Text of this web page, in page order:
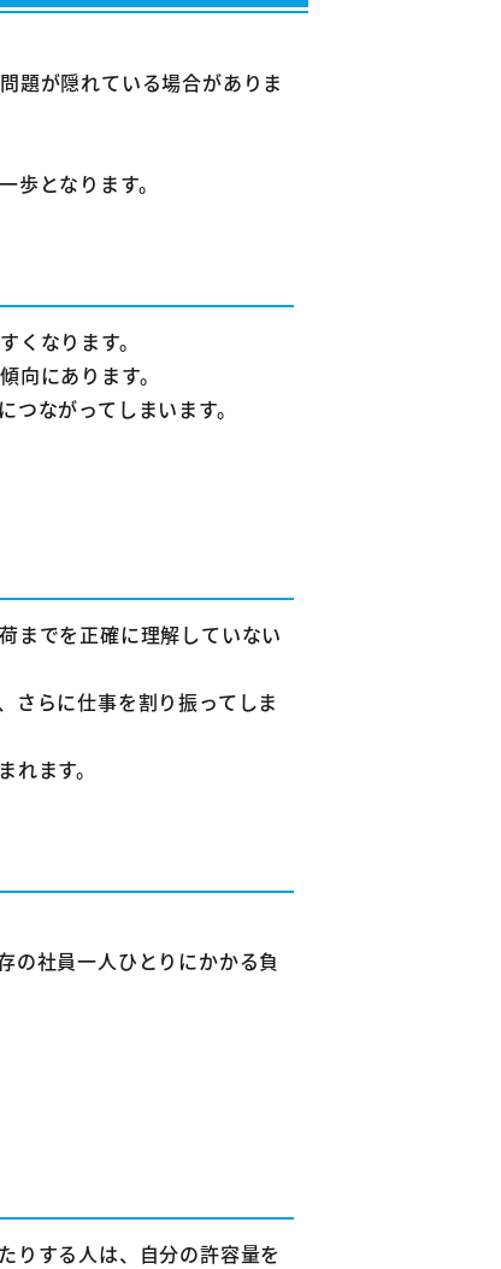
？
題が隠れている場合がありま
となります。
なります。
にあります。
ながってしまいます。
までを正確に理解していない
さらに仕事を割り振ってしま
ます。
の社員一人ひとりにかかる負
りする人は、自分の許容量を